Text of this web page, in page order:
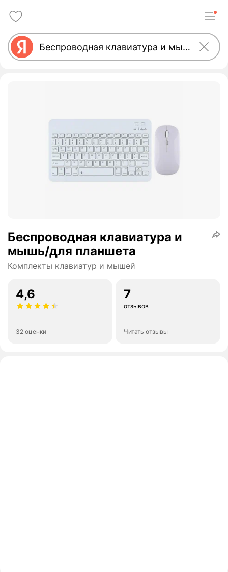
Беспроводная клавиатура и
мышь/для планшета
Комплекты клавиатур и мышей
4,6
32 оценки
7
отзывов
Читать отзывы